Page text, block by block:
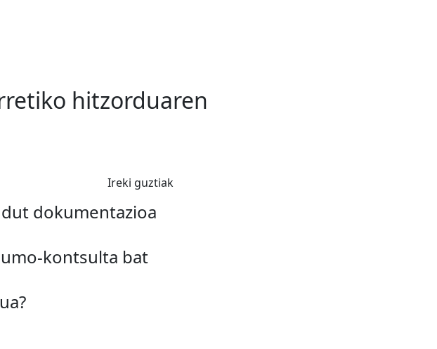
hitzorduaren
Ireki guztiak
dokumentazioa
kontsulta bat